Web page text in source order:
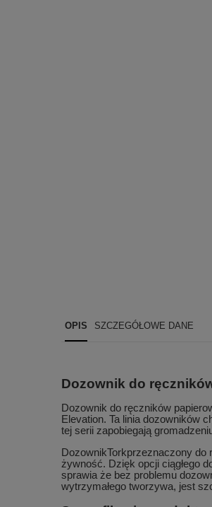
OPIS SZCZEGÓŁOWE DANE
Dozownik do
Dozownik do ręczników
Elevation. Ta linia dozowników
tej serii zapobiegają
DozownikTorkprzeznaczony
żywność. Dzięk opcji ciągłego
sprawia że bez problemu
wytrzymałego tworzywa, jest